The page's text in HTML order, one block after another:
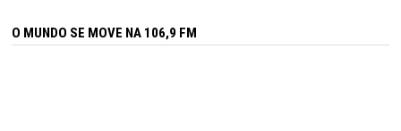
O MUNDO SE MOVE NA 106,9 FM